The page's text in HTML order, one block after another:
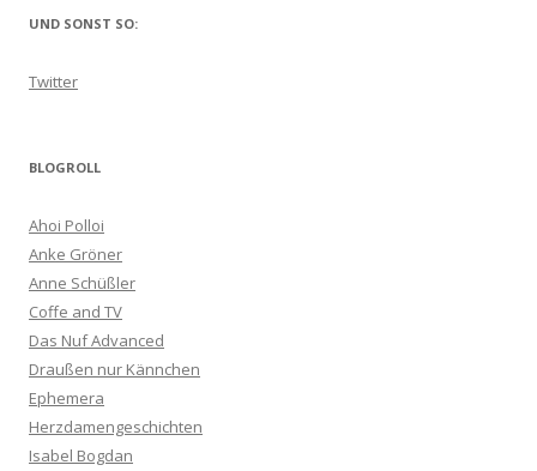
UND SONST SO:
Twitter
BLOGROLL
Ahoi Polloi
Anke Gröner
Anne Schüßler
Coffe and TV
Das Nuf Advanced
Draußen nur Kännchen
Ephemera
Herzdamengeschichten
Isabel Bogdan